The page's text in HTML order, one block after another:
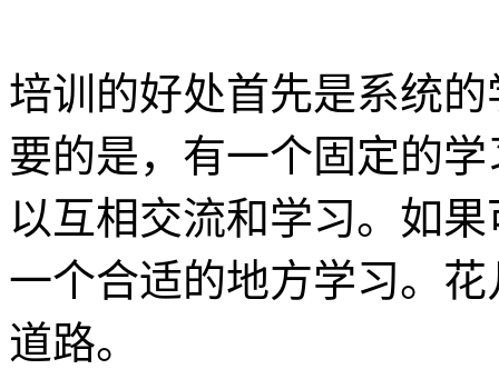
培训的好处首先是系统
要的是，有一个固定的
以互相交流和学习。如
一个合适的地方学习。
道路。